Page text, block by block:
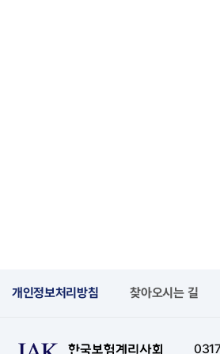
개인정보처리방침 찾아오시는 길